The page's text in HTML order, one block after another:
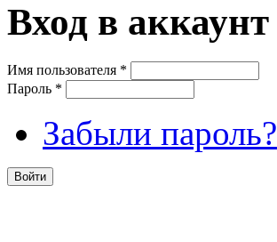
Вход в аккаунт
Имя пользователя *
Пароль *
Забыли пароль?